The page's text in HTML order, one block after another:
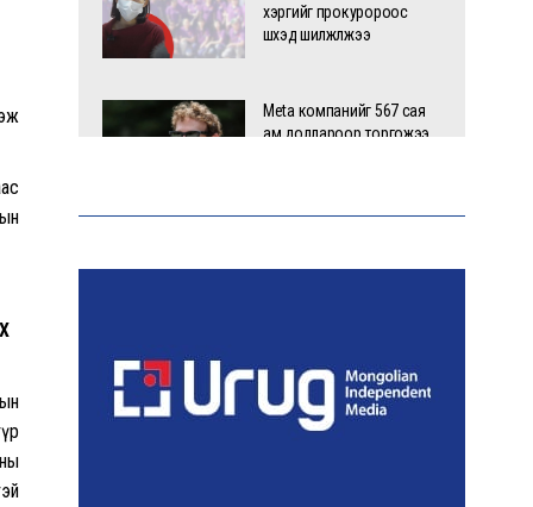
хэргийг прокуророос
шүүхэд шилжүүлжээ
Meta компанийг 567 сая
ам.доллароор торгожээ
“Сүхбаатар дүүрэгт
үйлдвэрлэв- 2026”